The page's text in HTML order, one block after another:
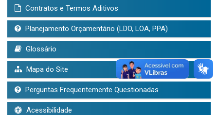
Contratos e Termos Aditivos
Planejamento Orçamentário (LDO, LOA, PPA)
Glossário
Mapa do Site
Perguntas Frequentemente Questionadas
Acessibilidade